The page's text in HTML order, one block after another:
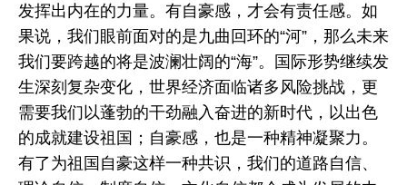
发挥出内在的力量。有自豪感，才会有责任感。如
果说，我们眼前面对的是九曲回环的“河”，那么未来
我们要跨越的将是波澜壮阔的“海”。国际形势继续发
生深刻复杂变化，世界经济面临诸多风险挑战，更
需要我们以蓬勃的干劲融入奋进的新时代，以出色
的成就建设祖国；自豪感，也是一种精神凝聚力。
有了为祖国自豪这样一种共识，我们的道路自信、